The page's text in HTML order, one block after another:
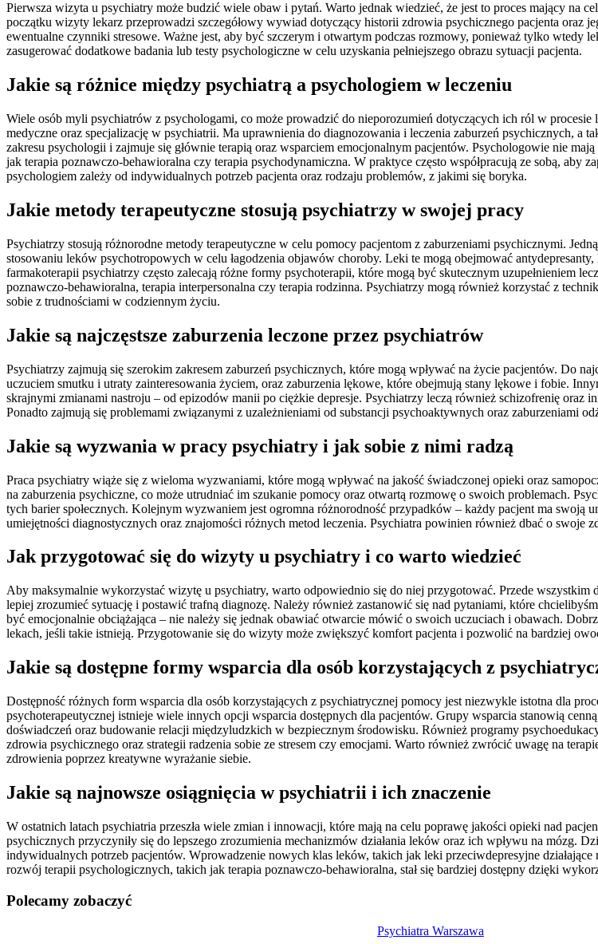
Pierwsza wizyta u psychiatry może budzić wiele obaw i pytań. Warto jednak wiedzieć, że jest to proces mający na
początku wizyty lekarz przeprowadzi szczegółowy wywiad dotyczący historii zdrowia psychicznego pacjenta oraz
ewentualne czynniki stresowe. Ważne jest, aby być szczerym i otwartym podczas rozmowy, ponieważ tylko wtedy
zasugerować dodatkowe badania lub testy psychologiczne w celu uzyskania pełniejszego obrazu sytuacji pacjenta.
Jakie są różnice między psychiatrą a psychologiem w leczeniu
Wiele osób myli psychiatrów z psychologami, co może prowadzić do nieporozumień dotyczących ich ról w
medyczne oraz specjalizację w psychiatrii. Ma uprawnienia do diagnozowania i leczenia zaburzeń psychicznych, a
zakresu psychologii i zajmuje się głównie terapią oraz wsparciem emocjonalnym pacjentów. Psychologowie nie
jak terapia poznawczo-behawioralna czy terapia psychodynamiczna. W praktyce często współpracują ze sobą,
psychologiem zależy od indywidualnych potrzeb pacjenta oraz rodzaju problemów, z jakimi się boryka.
Jakie metody terapeutyczne stosują psychiatrzy w swojej pracy
Psychiatrzy stosują różnorodne metody terapeutyczne w celu pomocy pacjentom z zaburzeniami psychicznymi.
stosowaniu leków psychotropowych w celu łagodzenia objawów choroby. Leki te mogą obejmować
farmakoterapii psychiatrzy często zalecają różne formy psychoterapii, które mogą być skutecznym uzupełnieniem
poznawczo-behawioralna, terapia interpersonalna czy terapia rodzinna. Psychiatrzy mogą również korzystać z
sobie z trudnościami w codziennym życiu.
Jakie są najczęstsze zaburzenia leczone przez psychiatrów
Psychiatrzy zajmują się szerokim zakresem zaburzeń psychicznych, które mogą wpływać na życie pacjentów. Do
uczuciem smutku i utraty zainteresowania życiem, oraz zaburzenia lękowe, które obejmują stany lękowe i fobie.
skrajnymi zmianami nastroju – od epizodów manii po ciężkie depresje. Psychiatrzy leczą również schizofrenię oraz
Ponadto zajmują się problemami związanymi z uzależnieniami od substancji psychoaktywnych oraz zaburzeniami
Jakie są wyzwania w pracy psychiatry i jak sobie z nimi radzą
Praca psychiatry wiąże się z wieloma wyzwaniami, które mogą wpływać na jakość świadczonej opieki oraz
na zaburzenia psychiczne, co może utrudniać im szukanie pomocy oraz otwartą rozmowę o swoich problemach.
tych barier społecznych. Kolejnym wyzwaniem jest ogromna różnorodność przypadków – każdy pacjent ma swoją
umiejętności diagnostycznych oraz znajomości różnych metod leczenia. Psychiatra powinien również dbać o
Jak przygotować się do wizyty u psychiatry i co warto wiedzieć
Aby maksymalnie wykorzystać wizytę u psychiatry, warto odpowiednio się do niej przygotować. Przede
lepiej zrozumieć sytuację i postawić trafną diagnozę. Należy również zastanowić się nad pytaniami, które
być emocjonalnie obciążająca – nie należy się jednak obawiać otwarcie mówić o swoich uczuciach i obawach.
lekach, jeśli takie istnieją. Przygotowanie się do wizyty może zwiększyć komfort pacjenta i pozwolić na bardziej
Jakie są dostępne formy wsparcia dla osób korzystających z
Dostępność różnych form wsparcia dla osób korzystających z psychiatrycznej pomocy jest niezwykle istotna dla
psychoterapeutycznej istnieje wiele innych opcji wsparcia dostępnych dla pacjentów. Grupy wsparcia stanowią
doświadczeń oraz budowanie relacji międzyludzkich w bezpiecznym środowisku. Również programy
zdrowia psychicznego oraz strategii radzenia sobie ze stresem czy emocjami. Warto również zwrócić uwagę na
zdrowienia poprzez kreatywne wyrażanie siebie.
Jakie są najnowsze osiągnięcia w psychiatrii i ich znaczenie
W ostatnich latach psychiatria przeszła wiele zmian i innowacji, które mają na celu poprawę jakości opieki nad
psychicznych przyczyniły się do lepszego zrozumienia mechanizmów działania leków oraz ich wpływu na mózg.
indywidualnych potrzeb pacjentów. Wprowadzenie nowych klas leków, takich jak leki przeciwdepresyjne
rozwój terapii psychologicznych, takich jak terapia poznawczo-behawioralna, stał się bardziej dostępny dzięki
Polecamy zobaczyć
Psychiatra Warszawa